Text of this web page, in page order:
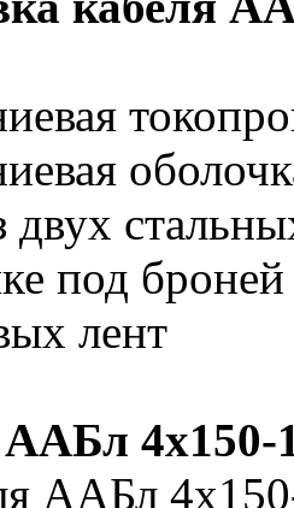
под броней
лент
ААБл 4х150-
ААБл